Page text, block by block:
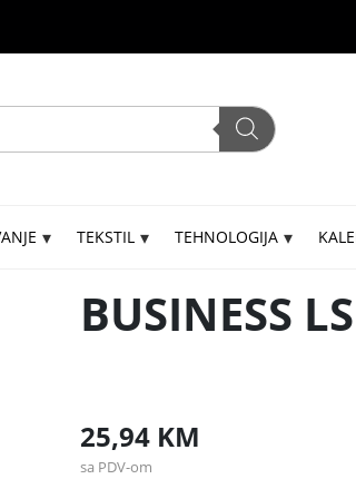
TEKSTIL TEHNOLOGIJA
BUSINESS
25,94 KM
sa PDV-om